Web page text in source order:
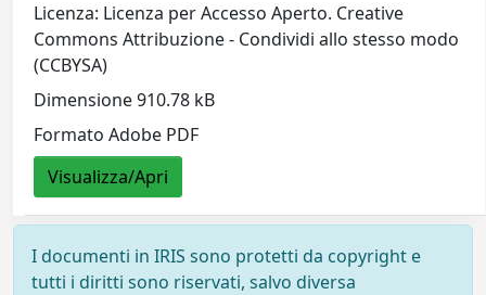
Licenza: Licenza per Accesso Aperto. Creative
Commons Attribuzione - Condividi allo stesso modo
(CCBYSA)
Dimensione 910.78 kB
Formato Adobe PDF
Visualizza/Apri
I documenti in IRIS sono protetti da copyright e
tutti i diritti sono riservati, salvo diversa